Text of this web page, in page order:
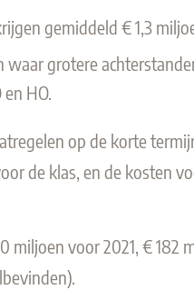
gemiddeld € 1,3
grotere
HO.
op de korte
de klas, en de
miljoen voor 2021, €